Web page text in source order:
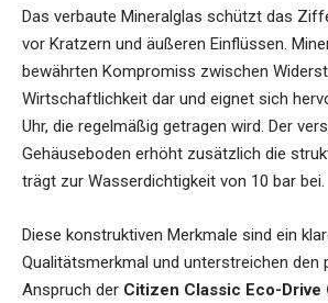
Das verbaute Mineralglas schützt das
vor Kratzern und äußeren Einflüssen.
bewährten Kompromiss zwischen
Wirtschaftlichkeit dar und eignet sich
Uhr, die regelmäßig getragen wird. Der
Gehäuseboden erhöht zusätzlich die
trägt zur Wasserdichtigkeit von 10 bar bei.
Diese konstruktiven Merkmale sind ein
Qualitätsmerkmal und unterstreichen den
Anspruch der Citizen Classic Eco-Drive